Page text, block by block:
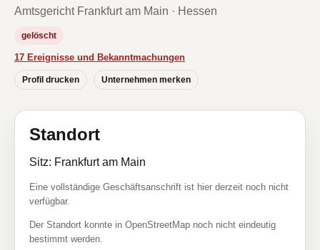
Amtsgericht Frankfurt am Main · Hessen
gelöscht
17 Ereignisse und Bekanntmachungen
Profil drucken Unternehmen merken
Standort
Sitz: Frankfurt am Main
Eine vollständige Geschäftsanschrift ist hier derzeit noch nicht
verfügbar.
Der Standort konnte in OpenStreetMap noch nicht eindeutig
bestimmt werden.